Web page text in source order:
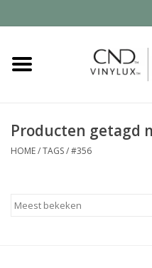
Home
Nailart voor jou
Producten getagd
HOME/TAGS/#356